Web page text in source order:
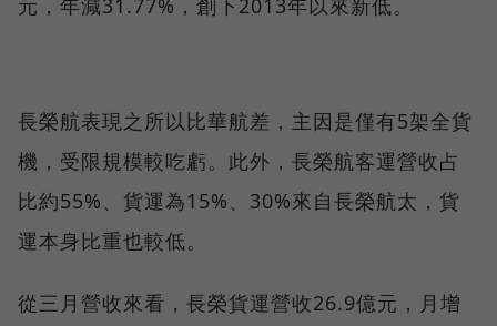
元，年減31.77%，創下2013年以來新低。
長榮航表現之所以比華航差，主因是僅有5架全貨
機，受限規模較吃虧。此外，長榮航客運營收占
比約55%、貨運為15%、30%來自長榮航太，貨
運本身比重也較低。
從三月營收來看，長榮貨運營收26.9億元，月增